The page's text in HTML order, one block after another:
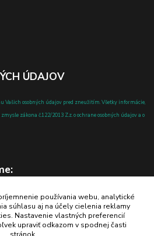
ÚDAJOV
Vašich osobných údajov pred zneužitím. Všetky informácie,
zákona č.122/2013 Z.z. o ochrane osobných údajov a o
používania webu, analytické
súhlasu aj na účely cielenia reklamy
Nastavenie vlastných preferencií
upraviť odkazom v spodnej časti